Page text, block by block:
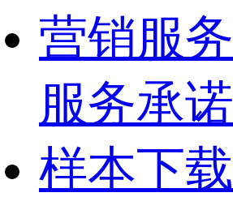
营销服务
服务承诺
样本下载